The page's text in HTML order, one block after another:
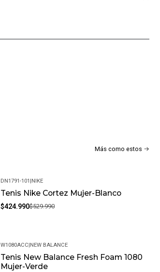
Más como estos
-20%
DN1791-101 |NIKE
Tenis Nike Cortez Mujer-Blanco
$424.990$529.990
-30%
W1080ACC|NEW BALANCE
Tenis New Balance Fresh Foam 1080
Mujer-Verde